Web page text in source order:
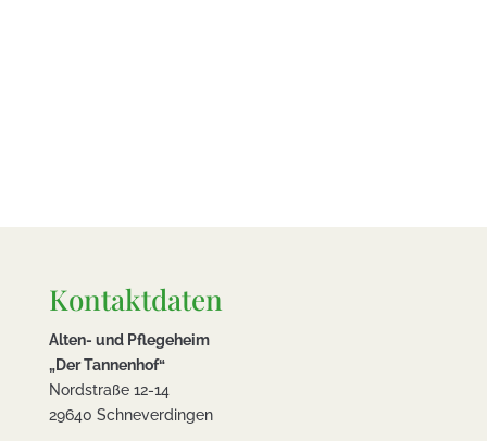
Kontaktdaten
Alten- und Pflegeheim
„Der Tannenhof“
Nordstraße 12-14
29640 Schneverdingen